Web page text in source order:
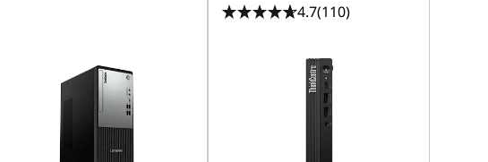
4.7(110)